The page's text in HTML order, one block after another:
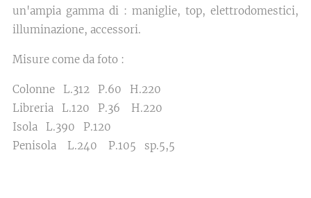
un'ampia gamma di : maniglie, top, elettrodomestici,
illuminazione, accessori.
Misure come da foto :
Colonne L.312 P.60 H.220
Libreria L.120 P.36 H.220
Isola L.390 P.120
Penisola L.240 P.105 sp.5,5